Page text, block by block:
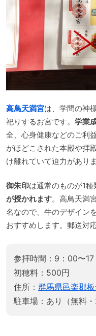
高鳥天満宮は、学問の神
祀りするお宮です。 学業
全、心身健康などのご利
がほどこされた本殿や拝
け離れていて迫力がありま
御朱印は通常のものが1種
が授かれます。高鳥天満
名なので、牛のデザイン
おすすめします。郵送対
参拝時間：9：00〜
初穂料：500円
住所： 群馬県邑楽郡
駐車場：あり（無料・